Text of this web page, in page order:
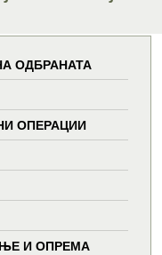
new
window
new
window
ОДБРАНАТА
ОПЕРАЦИИ
И ОПРЕМА